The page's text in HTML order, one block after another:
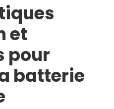
et
pour
batterie